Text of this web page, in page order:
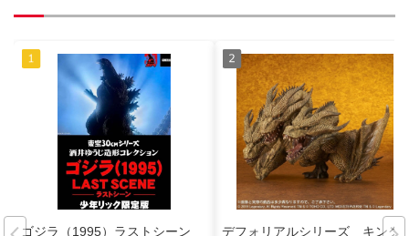
ゴジラ（1995）ラストシーン デフォリアルシリーズ キング